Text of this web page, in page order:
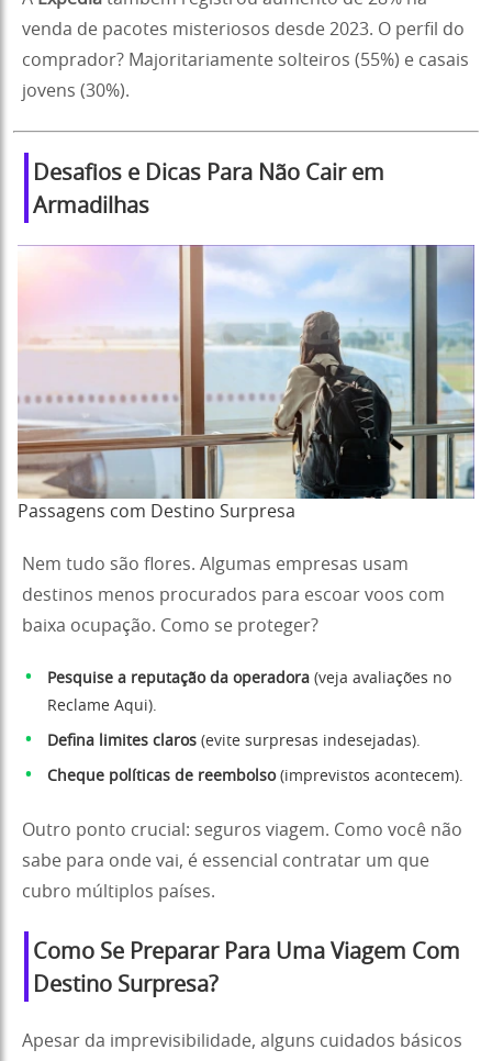
venda de pacotes misteriosos desde 2023. O perfil do
comprador? Majoritariamente solteiros (55%) e casais
jovens (30%).
Desafios e Dicas Para Não Cair em
Armadilhas
Passagens com Destino Surpresa
Nem tudo são flores. Algumas empresas usam
destinos menos procurados para escoar voos com
baixa ocupação. Como se proteger?
Pesquise a reputação da operadora (veja avaliações no
Reclame Aqui).
Defina limites claros (evite surpresas indesejadas).
Cheque políticas de reembolso(imprevistos acontecem).
Outro ponto crucial: seguros viagem. Como você não
sabe para onde vai, é essencial contratar um que
cubro múltiplos países.
Como Se Preparar Para Uma Viagem Com
Destino Surpresa?
Apesar da imprevisibilidade, alguns cuidados básicos